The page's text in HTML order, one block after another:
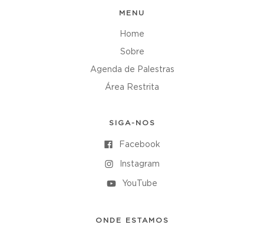
MENU
Home
Sobre
Agenda de Palestras
Área Restrita
SIGA-NOS
Facebook
Instagram
YouTube
ONDE ESTAMOS